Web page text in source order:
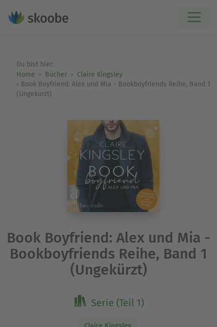
Du bist hier:
Home
Bücher
Claire Kingsley
Book Boyfriend: Alex und Mia - Bookboyfriends Reihe, Band 1
(Ungekürzt)
Book Boyfriend: Alex und Mia -
Bookboyfriends Reihe, Band 1
(Ungekürzt)
Serie (Teil 1)